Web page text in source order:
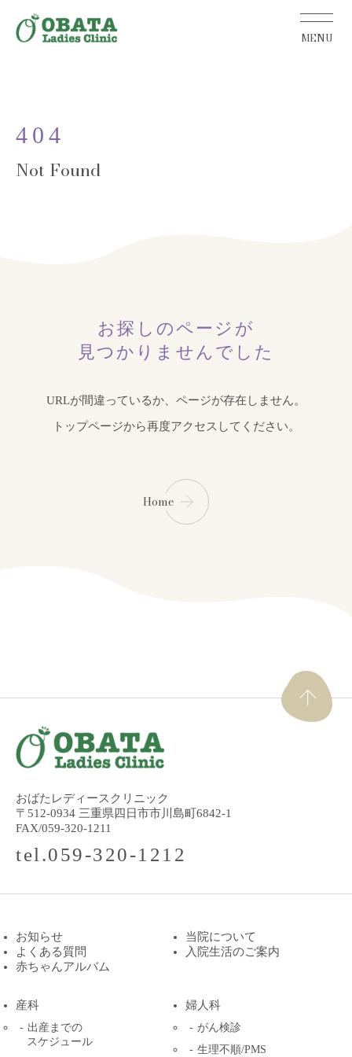
404
お探しのページが
見つかりませんでした
URLが間違っているか、ページが存在しません。
トップページから再度アクセスしてください。
Home
おばたレディースクリニック
〒512-0934 三重県四日市市川島町6842-1
FAX/059-320-1211
tel.059-320-1212
お知らせ
当院について
よくある質問
入院生活のご案内
赤ちゃんアルバム
産科
出産までの
スケジュール
婦人科
がん検診
生理不順/PMS